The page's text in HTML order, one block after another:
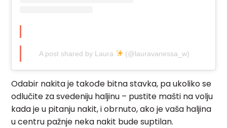
A post shared by Laura (@lauravanessa_w)
Odabir nakita je takođe bitna stavka, pa ukoliko se
odlučite za svedeniju haljinu – pustite mašti na volju
kada je u pitanju nakit, i obrnuto, ako je vaša haljina
u centru pažnje neka nakit bude suptilan.